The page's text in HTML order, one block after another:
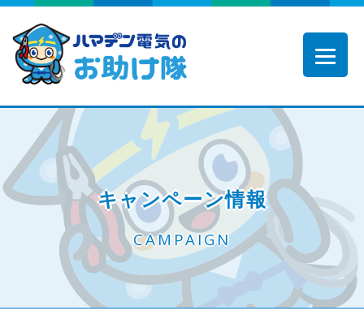
キャンペーン情報
CAMPAIGN